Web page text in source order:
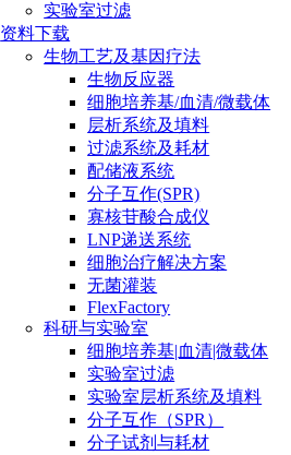
实验室过滤
资料下载
生物工艺及基因疗法
生物反应器
细胞培养基/血清/微载体
层析系统及填料
过滤系统及耗材
配储液系统
分子互作(SPR)
寡核苷酸合成仪
LNP递送系统
细胞治疗解决方案
无菌灌装
FlexFactory
科研与实验室
细胞培养基|血清|微载体
实验室过滤
实验室层析系统及填料
分子互作（SPR）
分子试剂与耗材